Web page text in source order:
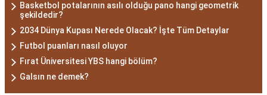
Basketbol potalarının asılı olduğu pano hangi geometrik
şekildedir?
2034 Dünya Kupası Nerede Olacak? İşte Tüm Detaylar
Futbol puanları nasıl oluyor
Fırat Üniversitesi YBS hangi bölüm?
Galsın ne demek?